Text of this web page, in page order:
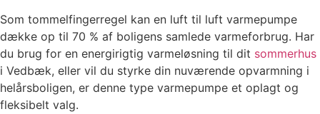
Som tommelfingerregel kan en luft til luft varmepumpe
dække op til 70 % af boligens samlede varmeforbrug. Har
du brug for en energirigtig varmeløsning til dit sommerhus
i Vedbæk, eller vil du styrke din nuværende opvarmning i
helårsboligen, er denne type varmepumpe et oplagt og
fleksibelt valg.